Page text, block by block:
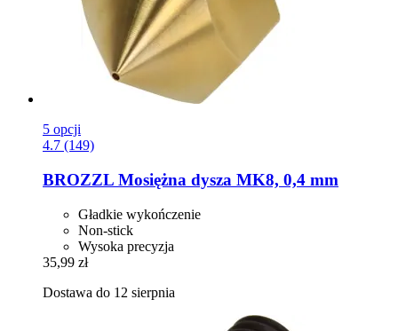
5 opcji
4.7 (149)
BROZZL Mosiężna dysza MK8, 0,4 mm
Gładkie wykończenie
Non-stick
Wysoka precyzja
35,99 zł
Dostawa do 12 sierpnia